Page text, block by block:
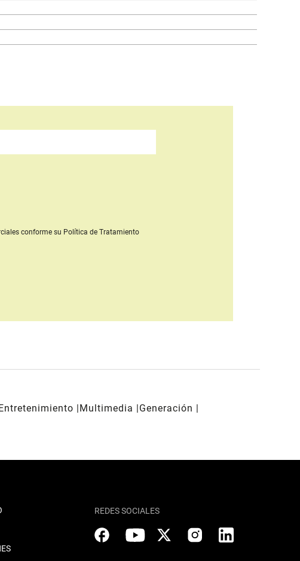
conforme su Política de Tratamiento
Entretenimiento Multimedia
Generación
REDES SOCIALES